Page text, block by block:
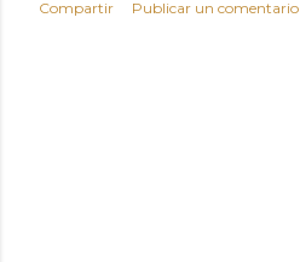
Compartir Publicar un comentario